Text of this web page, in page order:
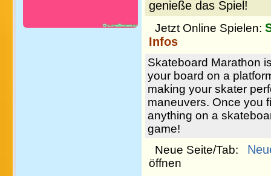
genieße das Spiel!
Jetzt Online Spielen:
Infos
Skateboard Marathon
your board on a
making your skater
maneuvers. Once you
anything on a
game!
Neue Seite/Tab:
öffnen